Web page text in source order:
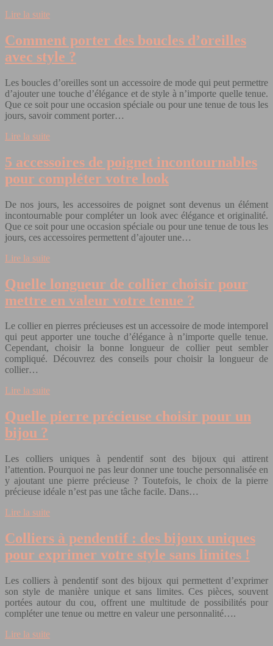
Lire la suite
Comment porter des boucles d’oreilles
avec style ?
Les boucles d’oreilles sont un accessoire de mode qui peut permettre
d’ajouter une touche d’élégance et de style à n’importe quelle tenue.
Que ce soit pour une occasion spéciale ou pour une tenue de tous les
jours, savoir comment porter…
Lire la suite
5 accessoires de poignet incontournables
pour compléter votre look
De nos jours, les accessoires de poignet sont devenus un élément
incontournable pour compléter un look avec élégance et originalité.
Que ce soit pour une occasion spéciale ou pour une tenue de tous les
jours, ces accessoires permettent d’ajouter une…
Lire la suite
Quelle longueur de collier choisir pour
mettre en valeur votre tenue ?
Le collier en pierres précieuses est un accessoire de mode intemporel
qui peut apporter une touche d’élégance à n’importe quelle tenue.
Cependant, choisir la bonne longueur de collier peut sembler
compliqué. Découvrez des conseils pour choisir la longueur de
collier…
Lire la suite
Quelle pierre précieuse choisir pour un
bijou ?
Les colliers uniques à pendentif sont des bijoux qui attirent
l’attention. Pourquoi ne pas leur donner une touche personnalisée en
y ajoutant une pierre précieuse ? Toutefois, le choix de la pierre
précieuse idéale n’est pas une tâche facile. Dans…
Lire la suite
Colliers à pendentif : des bijoux uniques
pour exprimer votre style sans limites !
Les colliers à pendentif sont des bijoux qui permettent d’exprimer
son style de manière unique et sans limites. Ces pièces, souvent
portées autour du cou, offrent une multitude de possibilités pour
compléter une tenue ou mettre en valeur une personnalité….
Lire la suite